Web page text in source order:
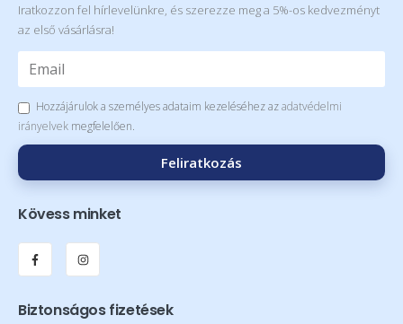
Iratkozzon fel hírlevelünkre, és szerezze meg a 5%-os kedvezményt
az első vásárlásra!
Hozzájárulok a személyes adataim kezeléséhez azadatvédelmi
irányelvek megfelelően.
Feliratkozás
Kövess minket
Biztonságos fizetések